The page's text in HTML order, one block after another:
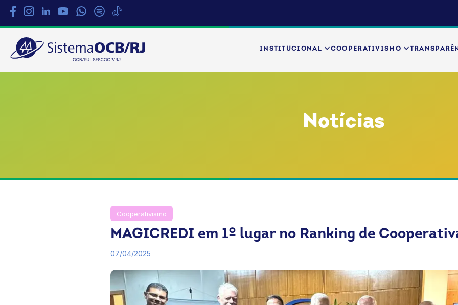
Sistema
INSTITUCIONAL COOPERATIVISMO
Notícias
Cooperativismo
MAGICREDI em 1º lugar no Ranking de
07/04/2025